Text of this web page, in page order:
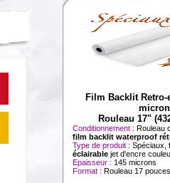
Film Backlit Retro-
Rouleau 17"
Conditionnement : Rouleau
film backlit waterproof
Type de produit : Spéciaux,
éclairable jet d'encre
Epaisseur : 145 microns
Format : Rouleau 17